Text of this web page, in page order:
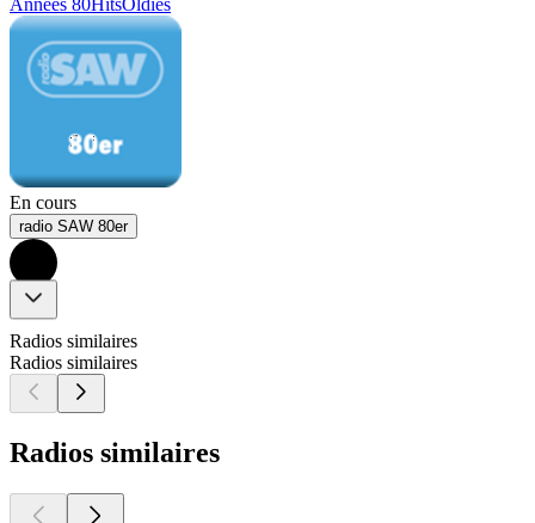
Années 80HitsOldies
En cours
radio SAW 80er
Radios similaires
Radios similaires
Radios similaires